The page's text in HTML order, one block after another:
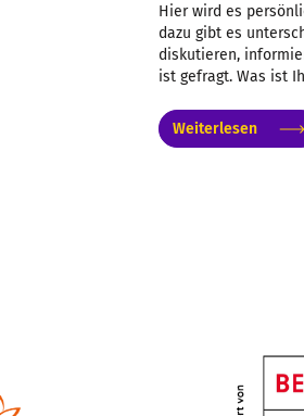
Hier wird es
dazu gibt es
diskutieren,
ist gefragt. Was ist
Weiterlesen